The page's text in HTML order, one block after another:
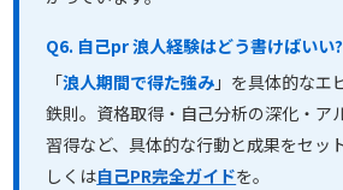
Q6. 自己pr 浪人経験はどう書けばいい?
「浪人期間で得た強み 」を具体的なエ
鉄則。資格取得・自己分析の深化・ア
習得など、具体的な行動と成果をセッ
しくは自己PR完全ガイドを。